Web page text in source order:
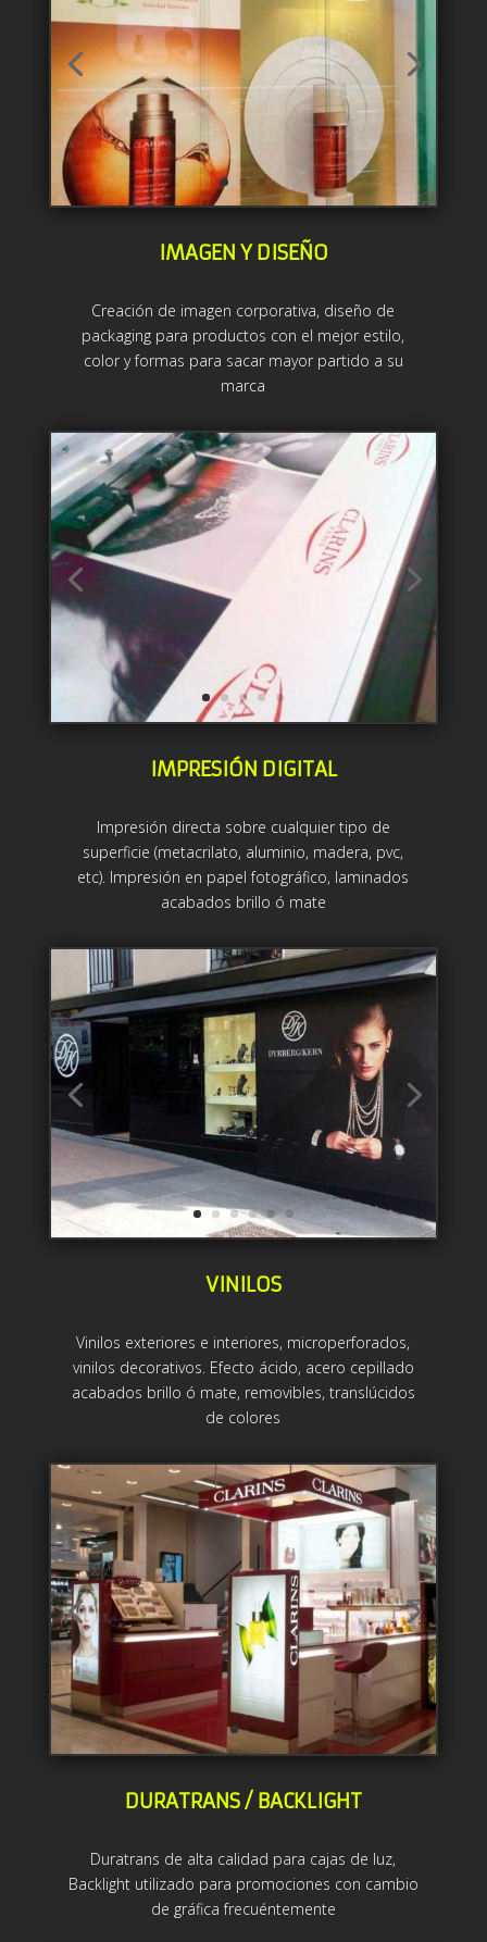
IMAGEN Y DISEÑO
Creación de imagen corporativa, diseño de
packaging para productos con el mejor estilo,
color y formas para sacar mayor partido a su
marca
IMPRESIÓN DIGITAL
Impresión directa sobre cualquier tipo de
superficie (metacrilato, aluminio, madera, pvc,
etc). Impresión en papel fotográfico, laminados
acabados brillo ó mate
VINILOS
Vinilos exteriores e interiores, microperforados,
vinilos decorativos. Efecto ácido, acero cepillado
acabados brillo ó mate, removibles, translúcidos
de colores
DURATRANS / BACKLIGHT
Duratrans de alta calidad para cajas de luz,
Backlight utilizado para promociones con cambio
de gráfica frecuéntemente